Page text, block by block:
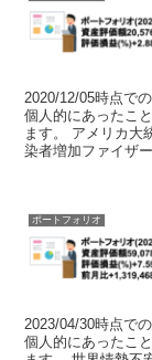
2020/12/05時点で
個人的にあったこ
ます。 アメリカ大
染者増加ファイザ
ポートフォリオ
2023/04/30時点で
個人的にあったこ